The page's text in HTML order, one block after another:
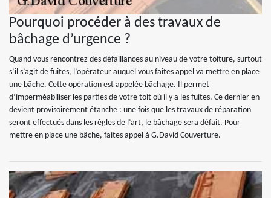
Pourquoi procéder à des travaux de
bâchage d’urgence ?
Quand vous rencontrez des défaillances au niveau de votre toiture, surtout
s’il s’agit de fuites, l’opérateur auquel vous faites appel va mettre en place
une bâche. Cette opération est appelée bâchage. Il permet
d’imperméabiliser les parties de votre toit où il y a les fuites. Ce dernier en
devient provisoirement étanche : une fois que les travaux de réparation
seront effectués dans les règles de l’art, le bâchage sera défait. Pour
mettre en place une bâche, faites appel à G.David Couverture.